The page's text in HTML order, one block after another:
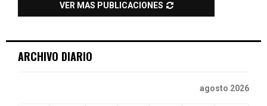
VER MAS PUBLICACIONES
ARCHIVO DIARIO
agosto 2026